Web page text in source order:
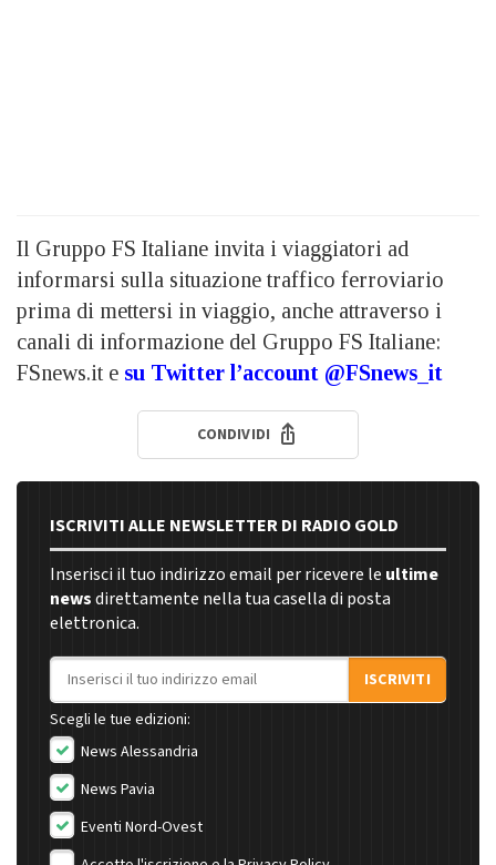
Il Gruppo FS Italiane invita i viaggiatori ad
informarsi sulla situazione traffico ferroviario
prima di mettersi in viaggio, anche attraverso i
canali di informazione del Gruppo FS Italiane:
FSnews.it e su Twitter l’account @FSnews_it
CONDIVIDI
ISCRIVITI ALLE NEWSLETTER DI RADIO GOLD
Inserisci il tuo indirizzo email per ricevere le ultime
newsdirettamente nella tua casella di posta
elettronica.
Indirizzo email
ISCRIVITI
Scegli le tue edizioni:
News Alessandria
News Pavia
Eventi Nord-Ovest